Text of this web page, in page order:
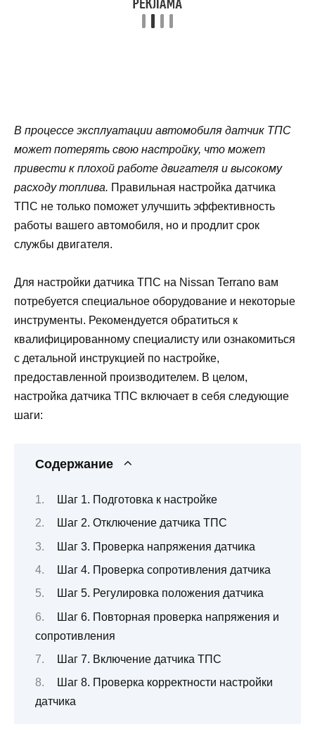
В процессе эксплуатации автомобиля датчик ТПС
может потерять свою настройку, что может
привести к плохой работе двигателя и высокому
расходу топлива. Правильная настройка датчика
ТПС не только поможет улучшить эффективность
работы вашего автомобиля, но и продлит срок
службы двигателя.
Для настройки датчика ТПС на Nissan Terrano вам
потребуется специальное оборудование и некоторые
инструменты. Рекомендуется обратиться к
квалифицированному специалисту или ознакомиться
с детальной инструкцией по настройке,
предоставленной производителем. В целом,
настройка датчика ТПС включает в себя следующие
шаги:
Содержание
Шаг 1. Подготовка к настройке
Шаг 2. Отключение датчика ТПС
Шаг 3. Проверка напряжения датчика
Шаг 4. Проверка сопротивления датчика
Шаг 5. Регулировка положения датчика
Шаг 6. Повторная проверка напряжения и
сопротивления
Шаг 7. Включение датчика ТПС
Шаг 8. Проверка корректности настройки
датчика